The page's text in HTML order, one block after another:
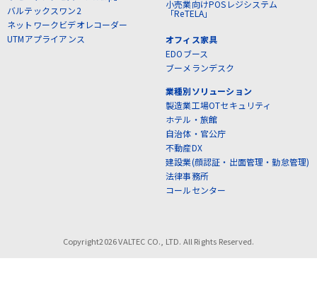
バルテックスワン2
ネットワークビデオレコーダー
UTMアプライアンス
小売業向けPOSレジシステム
「ReTELA」
オフィス家具
EDOブース
ブーメランデスク
業種別ソリューション
製造業工場OTセキュリティ
ホテル・旅館
自治体・官公庁
不動産DX
建設業(顔認証・出面管理・勤怠管理)
法律事務所
コールセンター
Copyright2026 VALTEC CO., LTD. All Rights Reserved.